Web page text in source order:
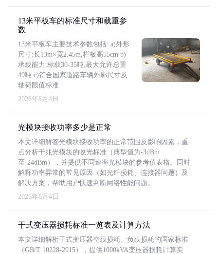
13米平板车的标准尺寸和载重参
数
13米平板车主要技术参数包括: a)外形
尺寸:长13m×宽2.45m,栏板高55cm b)
承载能力:标载30-35吨,最大允许总重
49吨 c)符合国家道路车辆外廓尺寸及
轴荷限值标准
2026年8月4日
光模块接收功率多少是正常
本文详细解答光模块接收功率的正常范围及影响因素，重
点分析千兆光模块的收光标准（典型值为-3dBm
至-24dBm），并提供不同速率光模块的参考值表格。同时
解释功率异常的常见原因（如光纤损耗、连接器问题）及
解决方案，帮助用户快速判断网络性能问题。
2026年8月4日
干式变压器损耗标准一览表及计算方法
本文详细解析干式变压器空载损耗、负载损耗的国家标准
（GB/T 10228-2015），提供1000kVA变压器损耗计算实